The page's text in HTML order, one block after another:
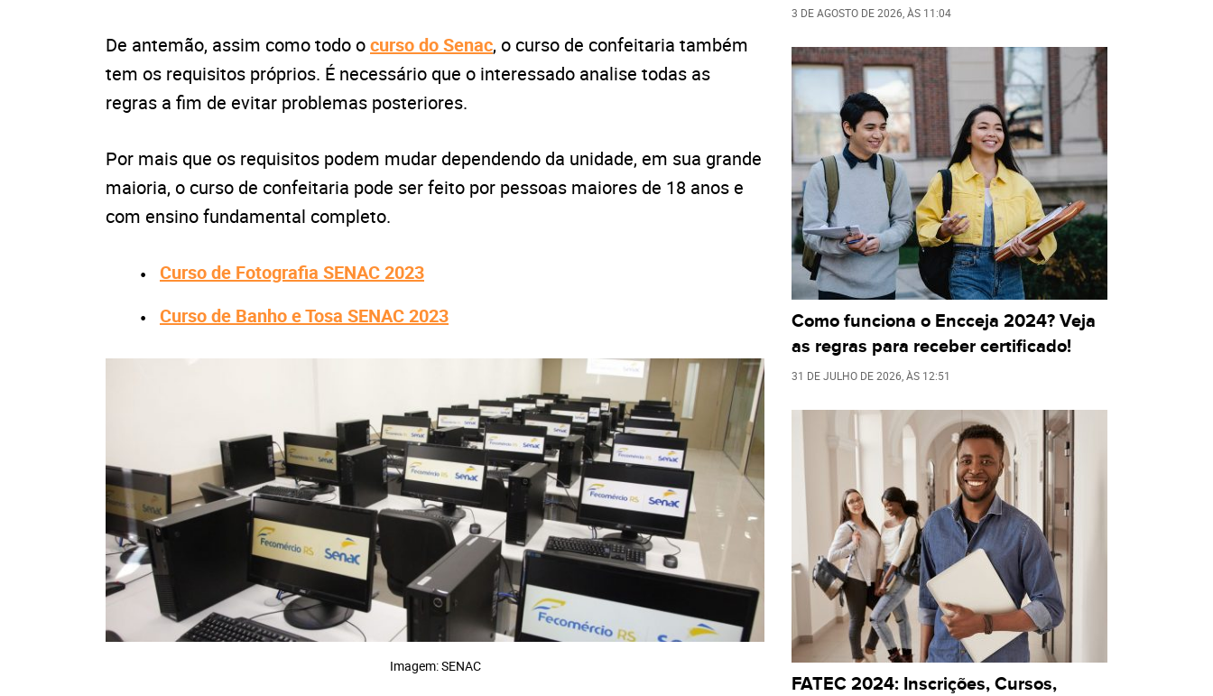
De antemão, assim como todo ocurso do Senac, o curso de confeitaria também
tem os requisitos próprios. É necessário que o interessado analise todas as
regras a fim de evitar problemas posteriores.
Por mais que os requisitos podem mudar dependendo da unidade, em sua grande
maioria, o curso de confeitaria pode ser feito por pessoas maiores de 18 anos e
com ensino fundamental completo.
Curso de Fotografia SENAC 2023
Curso de Banho e Tosa SENAC 2023
Imagem: SENAC
3 DE AGOSTO DE 2026 , ÀS 11:04
Como funciona o Encceja 2024? Veja
as regras para receber certificado!
31 DE JULHO DE 2026 , ÀS 12:51
FATEC 2024: Inscrições, Cursos,